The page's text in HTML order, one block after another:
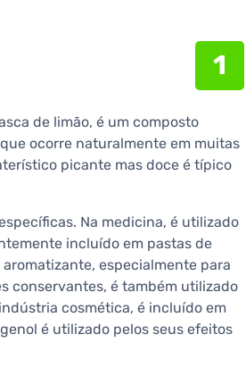
1
de limão, é um composto
ocorre naturalmente em muitas
picante mas doce é típico
Na medicina, é utilizado
incluído em pastas de
especialmente para
conservantes, é também utilizado
cosmética, é incluído em
é utilizado pelos seus efeitos